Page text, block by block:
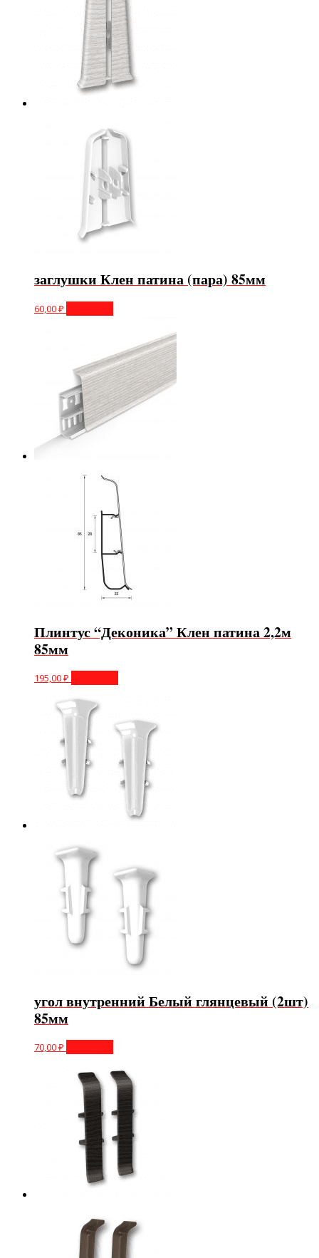
заглушки Клен патина (пара) 85мм
60,00₽
Плинтус “Деконика” Клен патина 2,2м
85мм
195,00₽
угол внутренний Белый глянцевый (2шт)
85мм
70,00₽